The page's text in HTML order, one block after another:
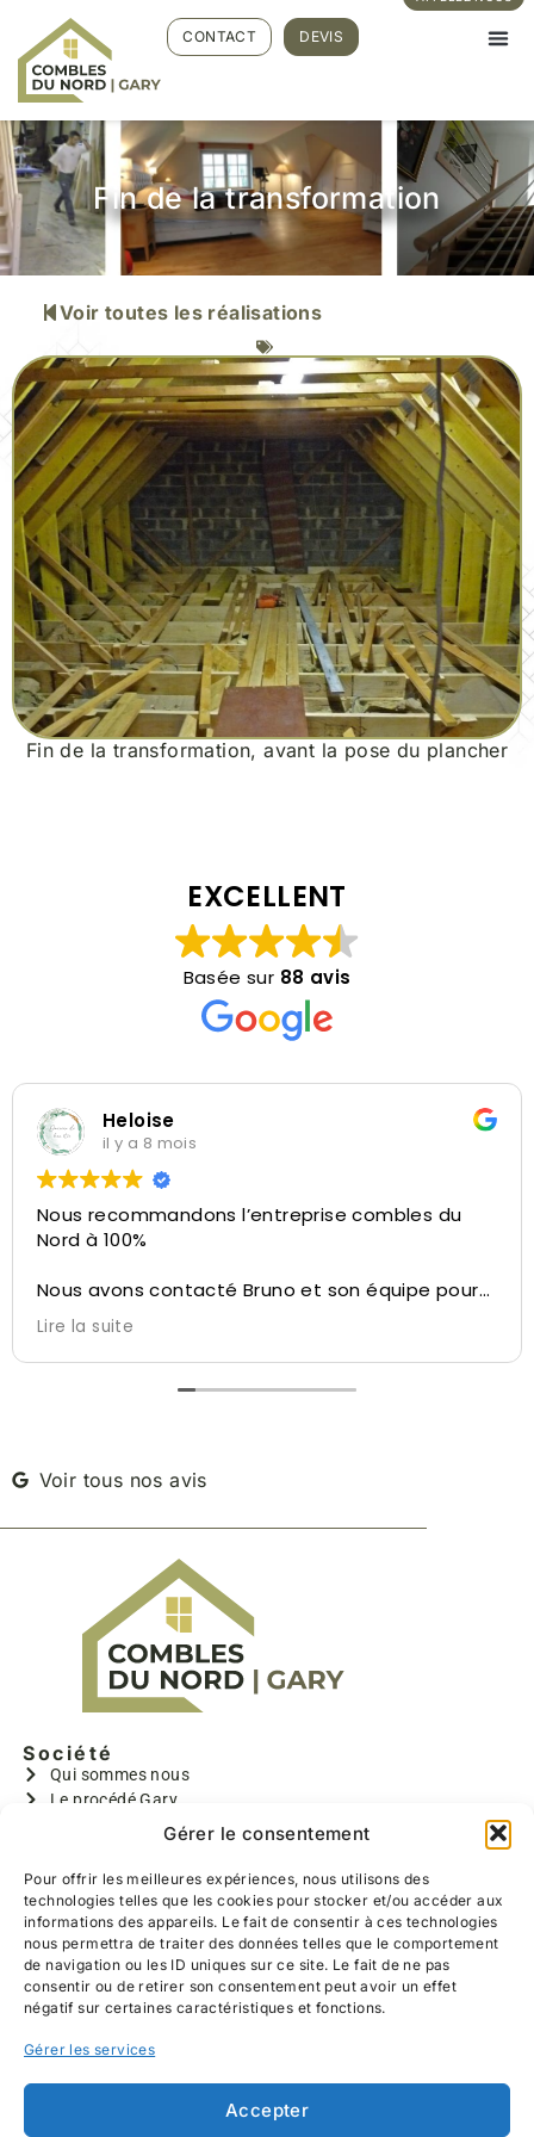
Gérer le consentement
Pour offrir les meilleures expériences, nous utilisons des
technologies telles que les cookies pour stocker et/ou accéder aux
informations des appareils. Le fait de consentir à ces technologies
nous permettra de traiter des données telles que le comportement
de navigation ou les ID uniques sur ce site. Le fait de ne pas
consentir ou de retirer son consentement peut avoir un effet
négatif sur certaines caractéristiques et fonctions.
Gérer les services
Accepter
CONTACT DEVIS
Fin de la transformation
Voir toutes les réalisations
Fin de la transformation, avant la pose du plancher
EXCELLENT
Basée sur 88 avis
Heloise
il y a 8 mois
Nous recommandons l’entreprise combles du
Nord à 100%
Nous avons contacté Bruno et son équipe pour
la réalisation de l’aménagement de nos
combles.
Bruno a su nous conseiller et nous diriger sur ce
qu’il été possible de faire avec l’espace dédié,
d’espace.
réalisé par leur soin à côté de chez nous afin de
nous réconforter dans notre décision.
De plus, ils ont effectués un travail de qualité,
nous avons pu choisir l’ensemble des réalisations
(emplacements des prises et interrupteurs, la
taille des chambres, la couleur du parquet,
l’ensemble de l’escalier, l’emplacement des
velux..) toujours sous leurs bons conseils
discrets, ponctuels, très rapide et travaillent
poussière dans notre salon, lavage du sol
chaque soir avant leur départ)
Nous les recommandons à 100%, allez y les yeux
fermés, nous sommes heureux du travail
effectué.
Lire la suite
Voir tous nos avis
Société
Qui sommes nous
Le procédé Gary
GARYTRADY
Informations
Aides à la rénovation
Devis gratuit
Contact
Réalisations
639 Hameau de Belzanois